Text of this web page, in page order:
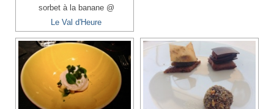
sorbet à la banane @
Le Val d'Heure